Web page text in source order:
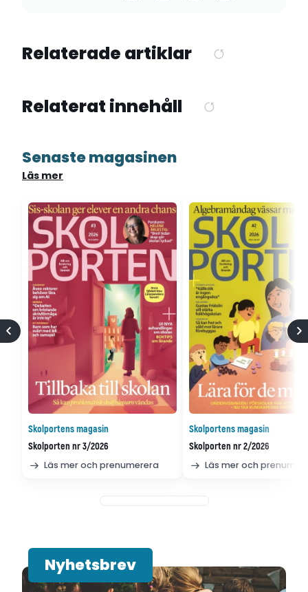
Relaterade artiklar
Relaterat innehåll
Senaste magasinen
Läs mer
Skolportens magasin
Skolporten nr 3/2026
Läs mer och prenumerera
Skolportens magasin
Skolporten nr 2/2026
Läs mer och
Nyhetsbrev